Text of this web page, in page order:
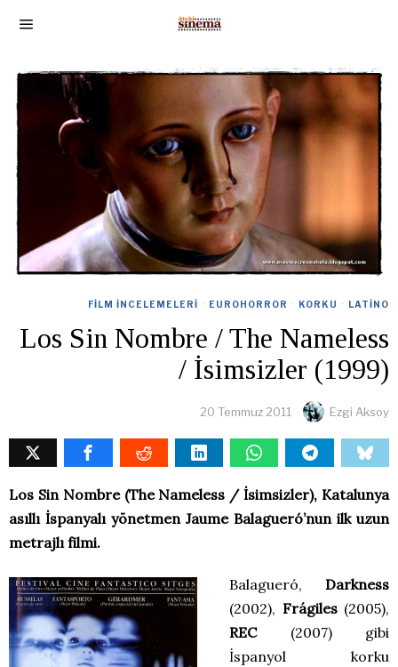
FILM İNCELEMELERI · EUROHORROR · KORKU · LATINO
Los Sin Nombre / The Nameless
/ İsimsizler (1999)
20 Temmuz 2011 Ezgi Aksoy
Los Sin Nombre (The Nameless / İsimsizler), Katalunya
asıllı İspanyalı yönetmen Jaume Balagueró’nun ilk uzun
metrajlı filmi.
Balagueró, Darkness
(2002), Frágiles(2005),
REC(2007) gibi
İspanyol korku